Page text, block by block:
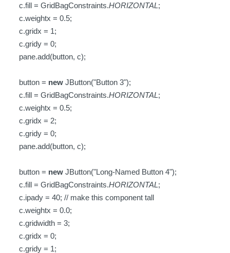
c.fill = GridBagConstraints.HORIZONTAL;
c.weightx = 0.5;
c.gridx = 1;
c.gridy = 0;
pane.add(button, c);
button = new JButton("Button 3");
c.fill = GridBagConstraints.HORIZONTAL;
c.weightx = 0.5;
c.gridx = 2;
c.gridy = 0;
pane.add(button, c);
button = new JButton("Long-Named Button 4");
c.fill = GridBagConstraints.HORIZONTAL;
c.ipady = 40; // make this component tall
c.weightx = 0.0;
c.gridwidth = 3;
c.gridx = 0;
c.gridy = 1;